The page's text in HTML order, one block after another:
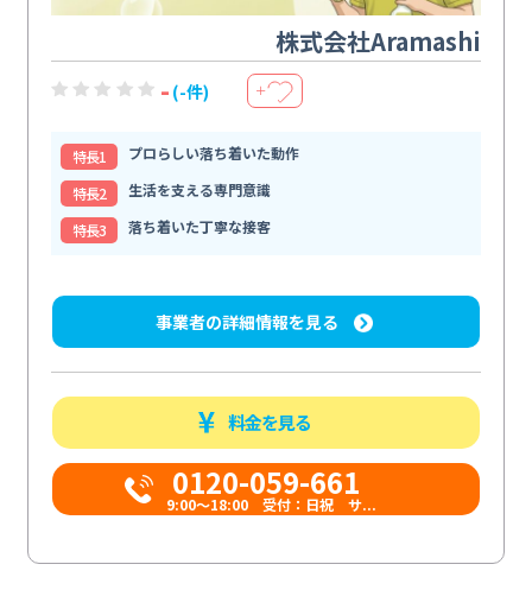
株式会社Aramashi
- (-件) ＋
特⻑1
プロらしい落ち着いた動作
特⻑2
生活を支える専門意識
特⻑3
落ち着いた丁寧な接客
事業者の詳細情報を見る
料金を見る
0120-059-661
9:00〜18:00 受付：日祝 サ...